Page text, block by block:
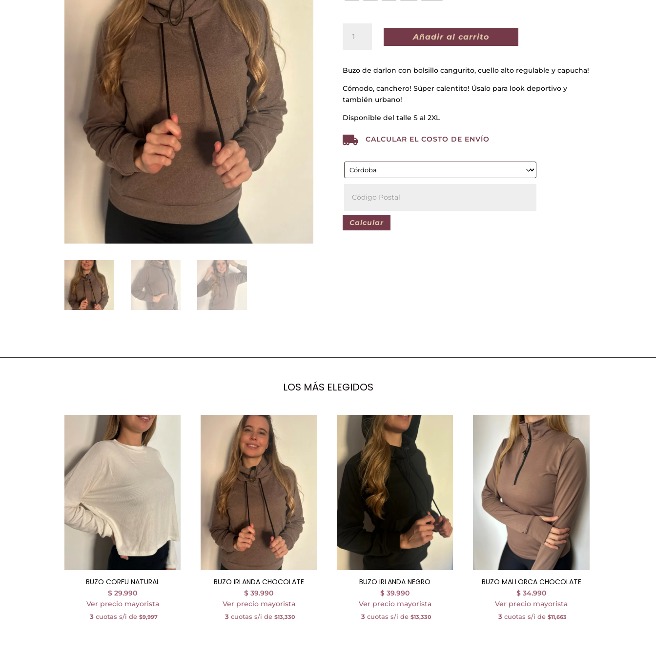
IRLANDA
Añadir al carrito
Buzo de darlon con bolsillo cangurito, cuello alto regulable y capucha!
Cómodo, canchero! Súper calentito! Úsalo para look deportivo y
también urbano!
Disponible del talle S al 2XL
 CALCULAR EL COSTO DE ENVÍO
Calcular
LOS MÁS ELEGIDOS
BUZO CORFU NATURAL
$ 29.990
Ver precio mayorista
3cuotas s/i de $9,997
BUZO IRLANDA CHOCOLATE
$ 39.990
Ver precio mayorista
3cuotas s/i de $13,330
BUZO IRLANDA NEGRO
$ 39.990
Ver precio mayorista
3cuotas s/i de $13,330
BUZO MALLORCA CHOCOLATE
$ 34.990
Ver precio mayorista
3cuotas s/i de $11,663